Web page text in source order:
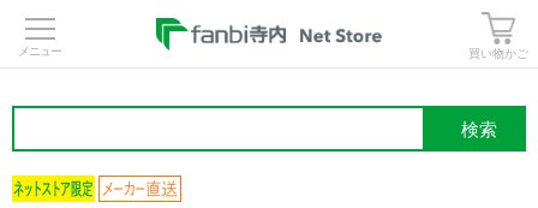
買い物かご
検索